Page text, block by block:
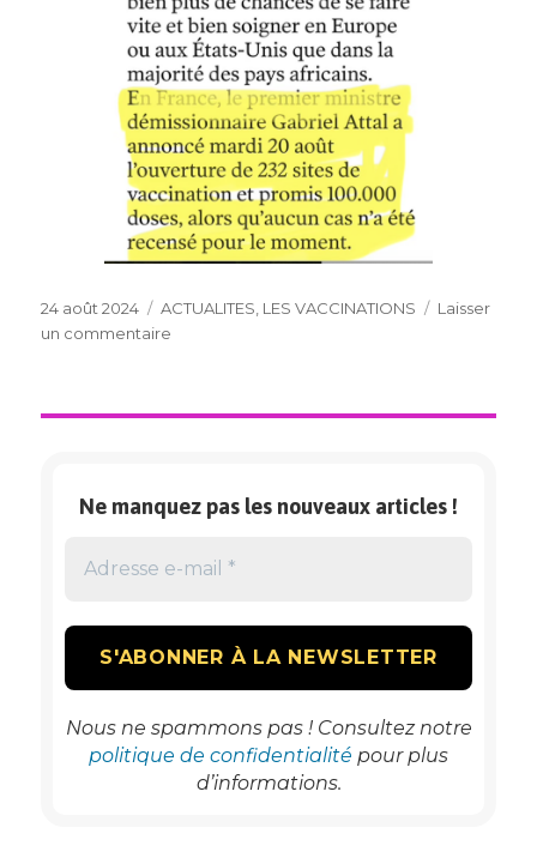
Publié
le
24 août 2024 Catégories
ACTUALITES, LES VACCINATIONS
Laisser
un commentaire
Ne manquez pas les nouveaux articles !
Nous ne spammons pas ! Consultez notre
politique de confidentialité pour plus
d’informations.